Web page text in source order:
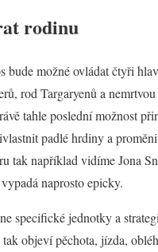
rodinu
bude možné ovládat čtyři
rod Targaryenů a nemrtvou
tahle poslední možnost
padlé hrdiny a
tak například vidíme Jona
naprosto epicky.
specifické jednotky a
objeví pěchota, jízda,